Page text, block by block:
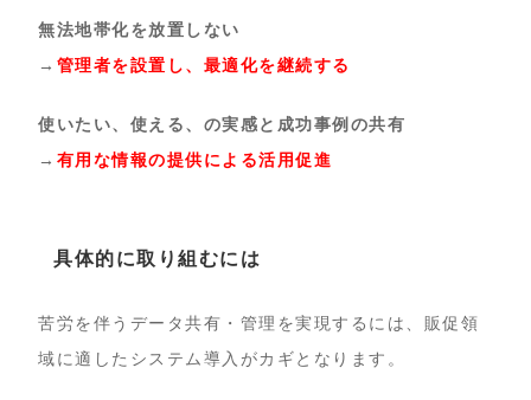
無法地帯化を放置しない
→ 管理者を設置し、最適化を継続する
使いたい、使える、の実感と成功事例の共有
→ 有用な情報の提供による活用促進
具体的に取り組むには
苦労を伴うデータ共有・管理を実現するには、販促領
域に適したシステム導入がカギとなります。